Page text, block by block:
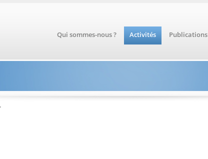
Qui sommes-nous ? Activités Publications